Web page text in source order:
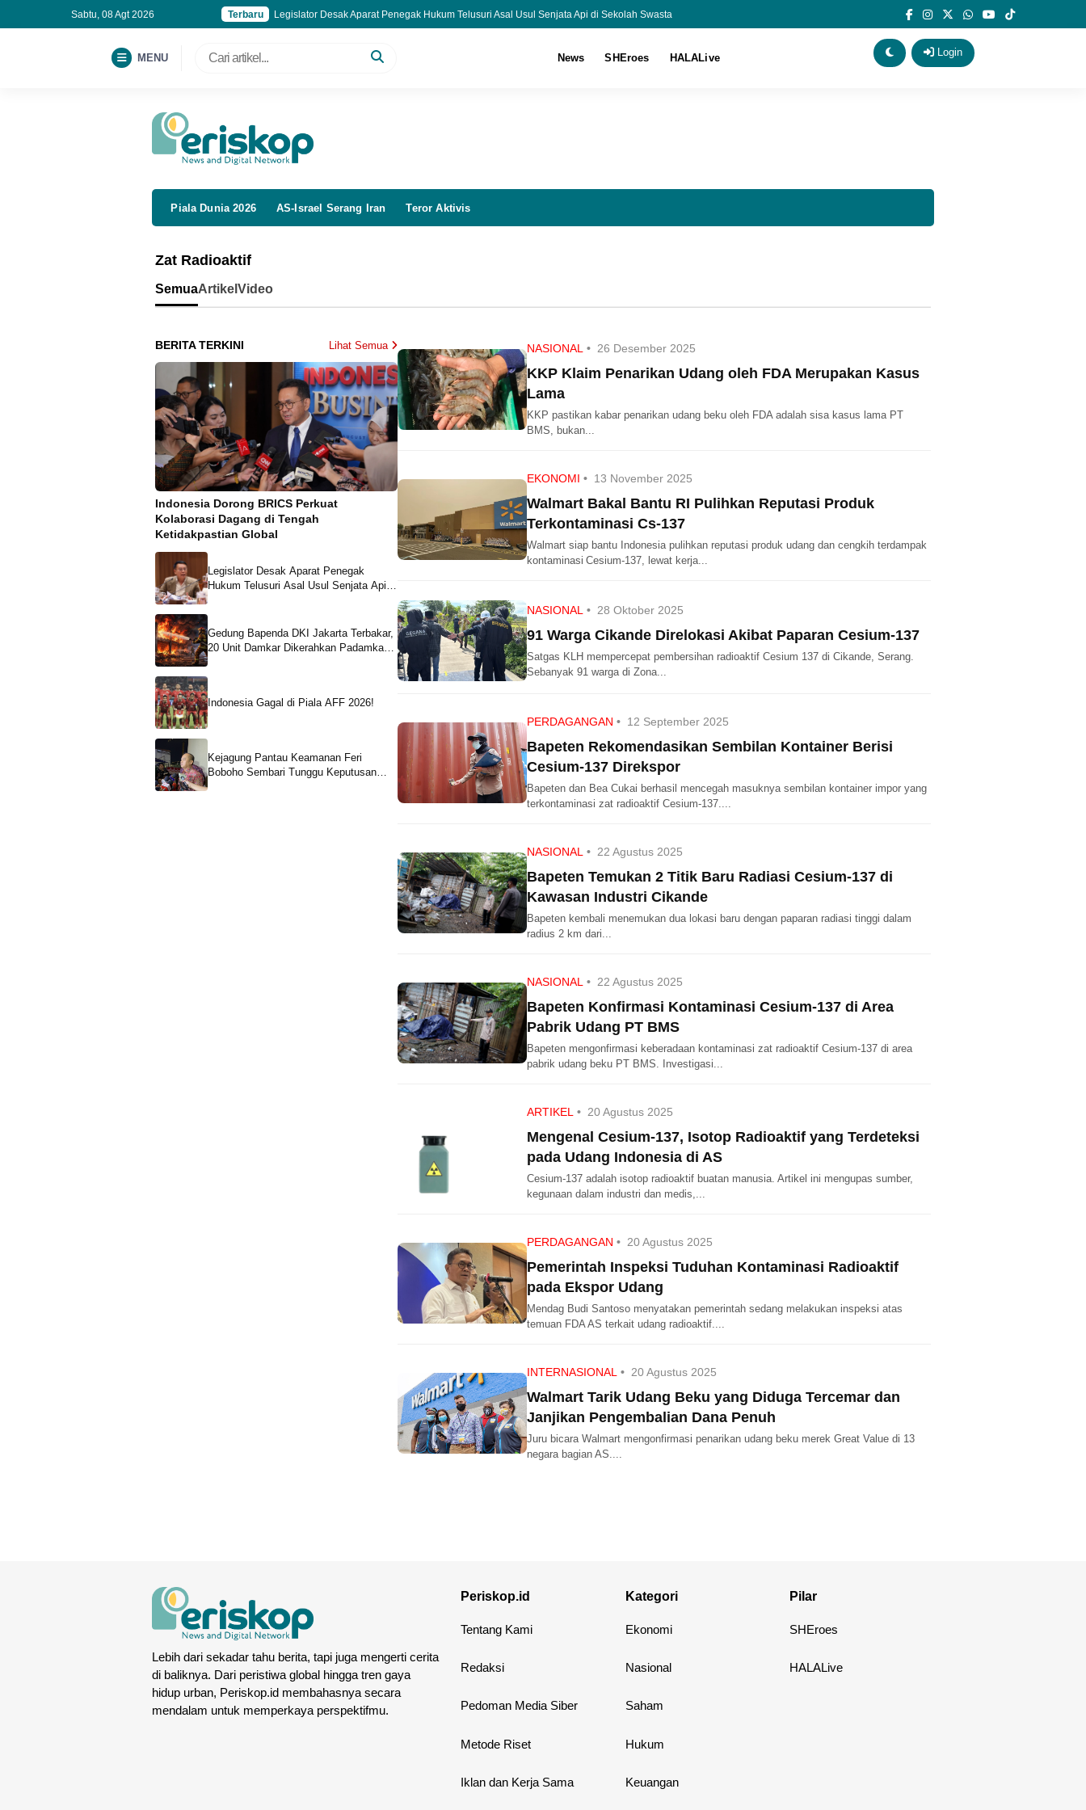
Sabtu, 08 Agt 2026 Terbaru
Legislator Desak Aparat Penegak Hukum Telusuri Asal Usul Senjata Api di Sekolah Swasta
Indonesia Gagal di Piala AFF 2026!
MENU News SHEroes HALALive
Login
Piala Dunia 2026 AS-Israel Serang Iran Teror Aktivis
Zat Radioaktif
SemuaArtikel Video
BERITA TERKINI Lihat Semua
Indonesia Dorong BRICS Perkuat
Kolaborasi Dagang di Tengah
Ketidakpastian Global
Legislator Desak Aparat Penegak
Hukum Telusuri Asal Usul Senjata Api di
Gedung Bapenda DKI Jakarta Terbakar,
20 Unit Damkar Dikerahkan Padamkan
Indonesia Gagal di Piala AFF 2026!
Kejagung Pantau Keamanan Feri
Boboho Sembari Tunggu Keputusan
NASIONAL • 26 Desember 2025
KKP Klaim Penarikan Udang oleh FDA Merupakan Kasus
Lama
KKP pastikan kabar penarikan udang beku oleh FDA adalah sisa kasus lama PT
BMS, bukan...
EKONOMI • 13 November 2025
Walmart Bakal Bantu RI Pulihkan Reputasi Produk
Terkontaminasi Cs‑137
Walmart siap bantu Indonesia pulihkan reputasi produk udang dan cengkih terdampak
kontaminasi Cesium‑137, lewat kerja...
NASIONAL • 28 Oktober 2025
91 Warga Cikande Direlokasi Akibat Paparan Cesium-137
Satgas KLH mempercepat pembersihan radioaktif Cesium 137 di Cikande, Serang.
Sebanyak 91 warga di Zona...
PERDAGANGAN • 12 September 2025
Bapeten Rekomendasikan Sembilan Kontainer Berisi
Cesium-137 Direkspor
Bapeten dan Bea Cukai berhasil mencegah masuknya sembilan kontainer impor yang
terkontaminasi zat radioaktif Cesium-137....
NASIONAL • 22 Agustus 2025
Bapeten Temukan 2 Titik Baru Radiasi Cesium-137 di
Kawasan Industri Cikande
Bapeten kembali menemukan dua lokasi baru dengan paparan radiasi tinggi dalam
radius 2 km dari...
NASIONAL • 22 Agustus 2025
Bapeten Konfirmasi Kontaminasi Cesium-137 di Area
Pabrik Udang PT BMS
Bapeten mengonfirmasi keberadaan kontaminasi zat radioaktif Cesium-137 di area
pabrik udang beku PT BMS. Investigasi...
ARTIKEL • 20 Agustus 2025
Mengenal Cesium-137, Isotop Radioaktif yang Terdeteksi
pada Udang Indonesia di AS
Cesium-137 adalah isotop radioaktif buatan manusia. Artikel ini mengupas sumber,
kegunaan dalam industri dan medis,...
PERDAGANGAN • 20 Agustus 2025
Pemerintah Inspeksi Tuduhan Kontaminasi Radioaktif
pada Ekspor Udang
Mendag Budi Santoso menyatakan pemerintah sedang melakukan inspeksi atas
temuan FDA AS terkait udang radioaktif....
INTERNASIONAL • 20 Agustus 2025
Walmart Tarik Udang Beku yang Diduga Tercemar dan
Janjikan Pengembalian Dana Penuh
Juru bicara Walmart mengonfirmasi penarikan udang beku merek Great Value di 13
negara bagian AS....
Lebih dari sekadar tahu berita, tapi juga mengerti cerita
di baliknya. Dari peristiwa global hingga tren gaya
hidup urban, Periskop.id membahasnya secara
mendalam untuk memperkaya perspektifmu.
Periskop.id
Tentang Kami
Redaksi
Pedoman Media Siber
Metode Riset
Iklan dan Kerja Sama
Kategori
Ekonomi
Nasional
Saham
Hukum
Keuangan
Pilar
SHEroes
HALALive